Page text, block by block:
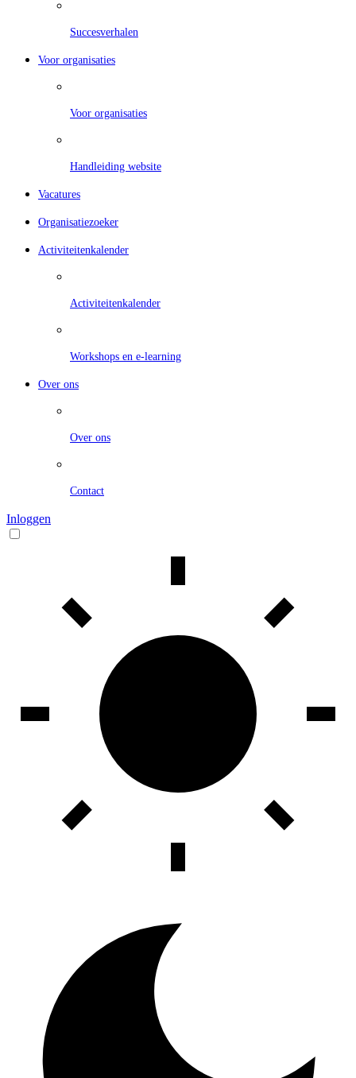
Succesverhalen
Voor organisaties
Voor organisaties
Handleiding website
Vacatures
Organisatiezoeker
Activiteitenkalender
Activiteitenkalender
Workshops en e-learning
Over ons
Over ons
Contact
Inloggen